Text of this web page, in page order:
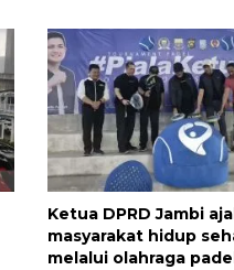
Ketua DPRD Jambi
masyarakat hidup
melalui olahraga padel